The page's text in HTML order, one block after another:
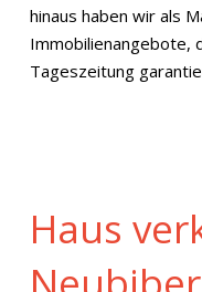
hinaus haben wir als
Immobilienangebote,
Tageszeitung
Haus